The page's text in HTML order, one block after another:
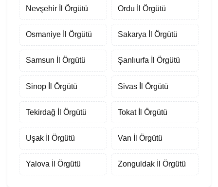
Nevşehir İl Örgütü Ordu İl Örgütü
Osmaniye İl Örgütü Sakarya İl Örgütü
Samsun İl Örgütü Şanlıurfa İl Örgütü
Sinop İl Örgütü Sivas İl Örgütü
Tekirdağ İl Örgütü Tokat İl Örgütü
Uşak İl Örgütü Van İl Örgütü
Yalova İl Örgütü Zonguldak İl Örgütü